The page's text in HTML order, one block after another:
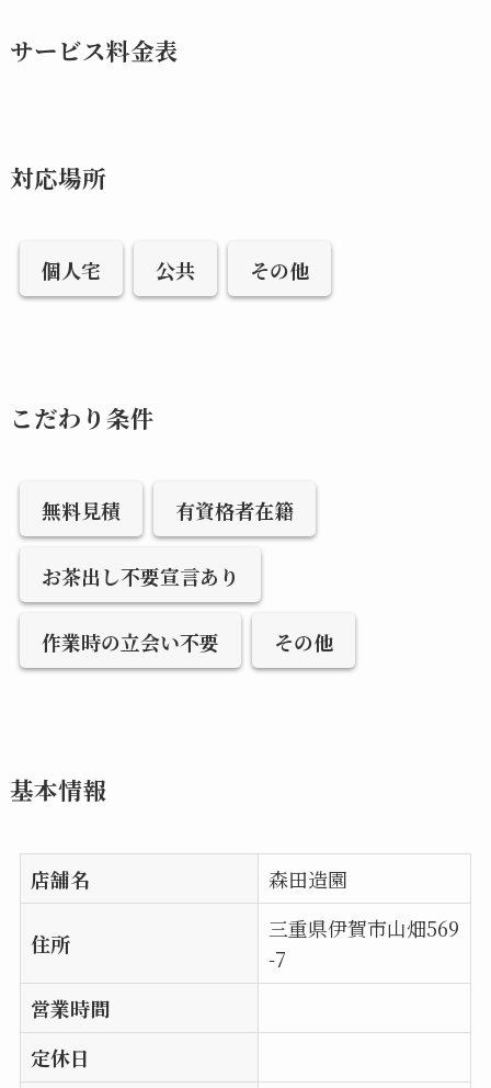
サービス料金表
対応場所
個人宅 公共 その他
こだわり条件
無料見積 有資格者在籍
お茶出し不要宣言あり
作業時の立会い不要 その他
基本情報
店舗名 森田造園
住所
三重県伊賀市山畑569
-7
営業時間
定休日